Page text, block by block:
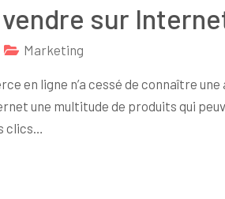
sur
Marketing
en ligne n’a cessé de connaître
une multitude de produits qui
clics…